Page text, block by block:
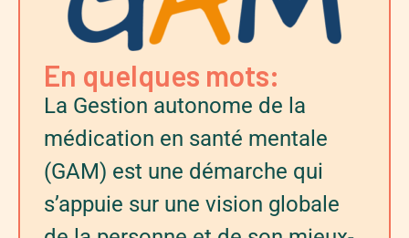
En quelques mots:
La Gestion autonome de la
médication en santé mentale
(GAM) est une démarche qui
s’appuie sur une vision globale